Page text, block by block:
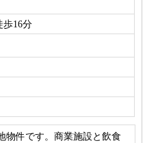
歩16分
物件です。商業施設と飲食